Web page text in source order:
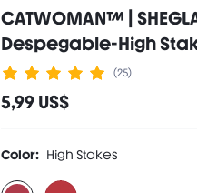
CATWOMAN™ |
Despegable-High
(25)
5,99 US$
Color: High Stakes